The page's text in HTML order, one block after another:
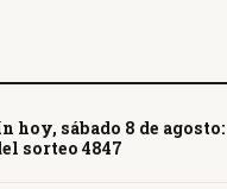
hoy, sábado 8 de agosto:
sorteo 4847